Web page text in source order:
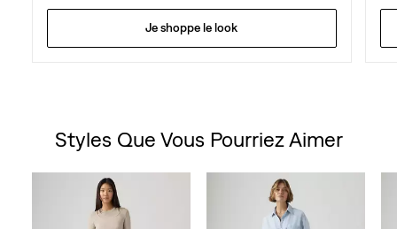
Je shoppe le look
Styles Que Vous Pourriez Aimer